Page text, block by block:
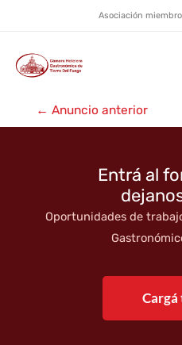
contenido
Asociación miembro
Navegación
de
← Anuncio anterior
Entrá al
Oportunidades de
Cargá